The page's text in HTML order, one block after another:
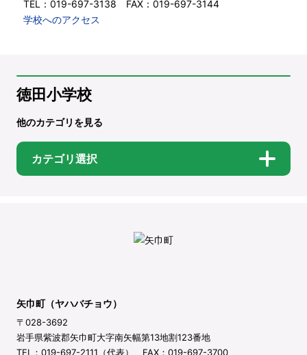
TEL：019-697-3138 FAX：019-697-3144
学校へのアクセス
徳田小学校
他のカテゴリを見る
カテゴリ選択
矢巾町（ヤハバチョウ）
〒028-3692
岩手県紫波郡矢巾町大字南矢幅第13地割123番地
TEL：019-697-2111（代表） FAX：019-697-3700